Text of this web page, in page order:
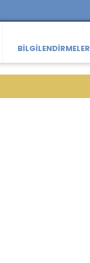
BILGILENDIRMELER